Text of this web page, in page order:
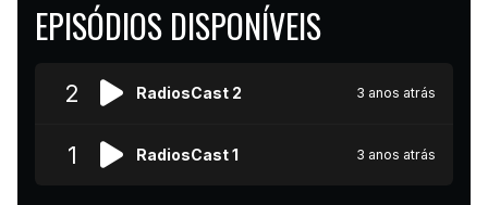
EPISÓDIOS DISPONÍVEIS
2 RadiosCast 2 3 anos atrás
1 RadiosCast 1 3 anos atrás